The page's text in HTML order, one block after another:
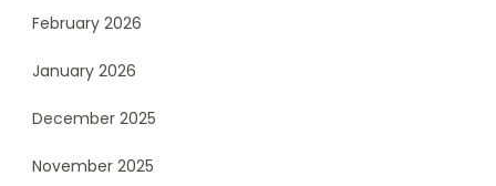
February 2026
January 2026
December 2025
November 2025